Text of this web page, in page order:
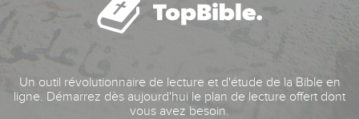
Un outil révolutionnaire de lecture et d'étude de la Bible en
ligne. Démarrez dès aujourd'hui le plan de lecture offert dont
vous avez besoin.